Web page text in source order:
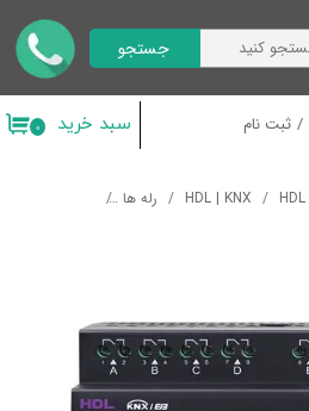
/ ثبت نام
جستجو
۰ سبد خرید
HDL | KNX رله ها